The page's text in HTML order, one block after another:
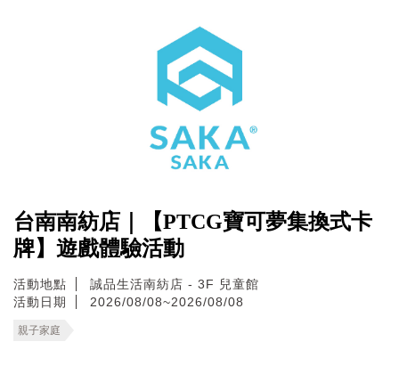
台南南紡店｜【PTCG寶可夢集換式卡
牌】遊戲體驗活動
活動地點
誠品生活南紡店 - 3F 兒童館
活動日期
2026/08/08~2026/08/08
親子家庭